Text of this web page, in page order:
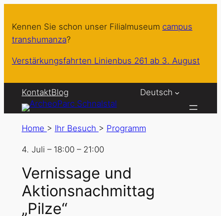
Kennen Sie schon unser Filialmuseum campus
transhumanza?
Verstärkungsfahrten Linienbus 261 ab 3. August
KontaktBlog Deutsch
Home > Ihr Besuch > Programm
4. Juli – 18:00 – 21:00
Vernissage und
Aktionsnachmittag
„Pilze“